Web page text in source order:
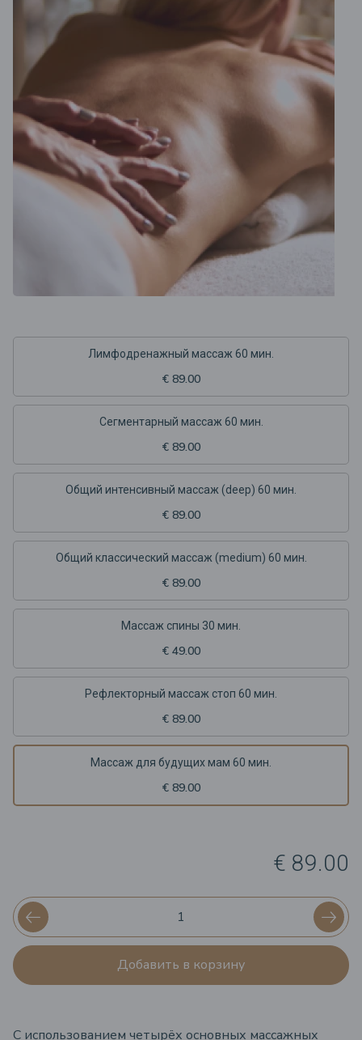
Лимфодренажный массаж 60 мин.
€ 89.00
Сегментарный массаж 60 мин.
€ 89.00
Общий интенсивный массаж (deep) 60 мин.
€ 89.00
Общий классический массаж (medium) 60 мин.
€ 89.00
Массаж спины 30 мин.
€ 49.00
Рефлекторный массаж стоп 60 мин.
€ 89.00
Массаж для будущих мам 60 мин.
€ 89.00
€ 89.00
Добавить в корзину
С использованием четырёх основных массажных